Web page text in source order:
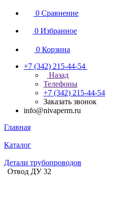
0 Сравнение
0 Избранное
0 Корзина
+7 (342) 215-44-54
Назад
Телефоны
+7 (342) 215-44-54
Заказать звонок
info@nivaperm.ru
Главная
Каталог
Детали трубопроводов
Отвод ДУ 32